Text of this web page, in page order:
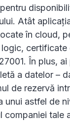
Atât
în cloud,
certificate
În plus,
a datelor –
de rezervă
unui astfel de
companiei tale